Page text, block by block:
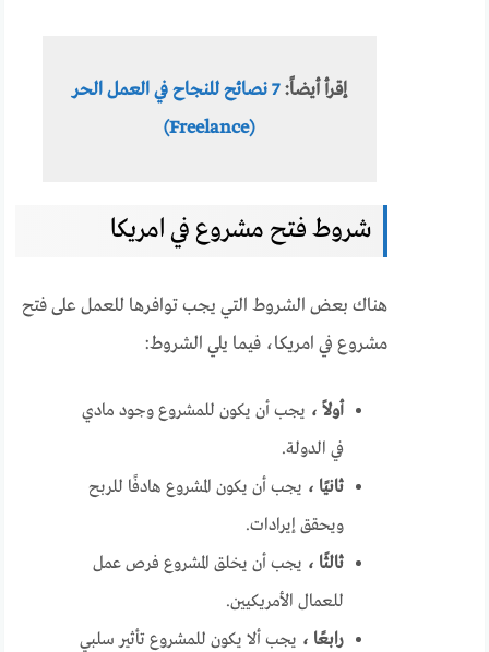
إقرأ أيضاً: 7 نصائح للنجاح في العمل الحر
(Freelance)
شروط فتح مشروع في امريكا
هناك بعض الشروط التي يجب توافرها للعمل على فتح
مشروع في امريكا، فيما يلي الشروط:
أولاً ، يجب أن يكون للمشروع وجود مادي
في الدولة.
ثانيًا ، يجب أن يكون المشروع هادفًا للربح
ويحقق إيرادات.
ثالثًا ، يجب أن يخلق المشروع فرص عمل
للعمال الأمريكيين.
رابعًا ، يجب ألا يكون للمشروع تأثير سلبي